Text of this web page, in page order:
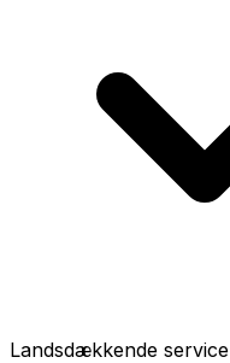
Landsdækkende service